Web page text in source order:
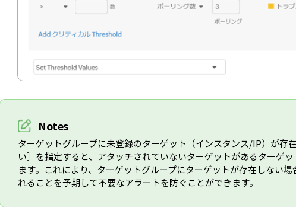
Notes
ターゲットグループに未登録のターゲット（インスタンス/IP）が存
い］を指定すると、アタッチされていないターゲットがあるターゲ
ます。これにより、ターゲットグループにターゲットが存在しない
れることを予期して不要なアラートを防ぐことができます。